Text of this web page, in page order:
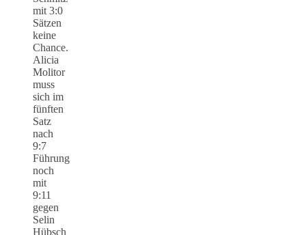
mit 3:0
Sätzen
keine
Chance.
Alicia
Molitor
muss
sich im
fünften
Satz
nach
9:7
Führung
noch
mit
9:11
gegen
Selin
Hübsch